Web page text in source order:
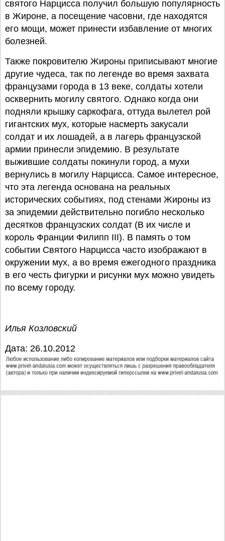
святого Нарцисса получил большую популярность
в Жироне, а посещение часовни, где находятся
его мощи, может принести избавление от многих
болезней.
Также покровителю Жироны приписывают многие
другие чудеса, так по легенде во время захвата
французами города в 13 веке, солдаты хотели
осквернить могилу святого. Однако когда они
подняли крышку саркофага, оттуда вылетел рой
гигантских мух, которые насмерть закусали
солдат и их лошадей, а в лагерь французской
армии принесли эпидемию. В результате
выжившие солдаты покинули город, а мухи
вернулись в могилу Нарцисса. Самое интересное,
что эта легенда основана на реальных
исторических событиях, под стенами Жироны из
за эпидемии действительно погибло несколько
десятков французских солдат (В их числе и
король Франции Филипп III). В память о том
событии Святого Нарцисса часто изображают в
окружении мух, а во время ежегодного праздника
в его честь фигурки и рисунки мух можно увидеть
по всему городу.
Илья Козловский
Дата: 26.10.2012